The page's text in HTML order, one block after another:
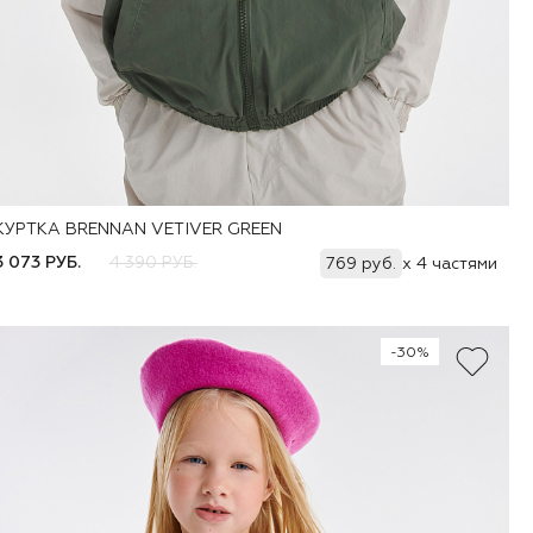
74 80 86 92 110 116 122
BRENNAN VETIVER GREEN
073 РУБ. 4 390 РУБ. 769 руб. x 4 частями
-30%